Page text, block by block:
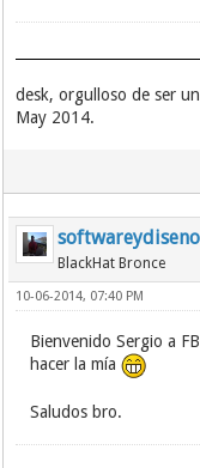
desk, orgulloso de ser
May 2014.
softwareydiseno
BlackHat Bronce
10-06-2014, 07:40 PM
Bienvenido Sergio a
hacer la mía
Saludos bro.